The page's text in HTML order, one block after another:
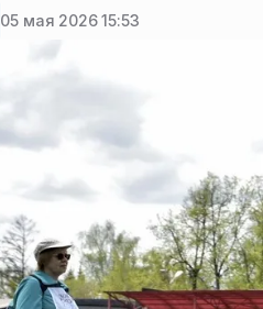
05 мая 2026 15:53